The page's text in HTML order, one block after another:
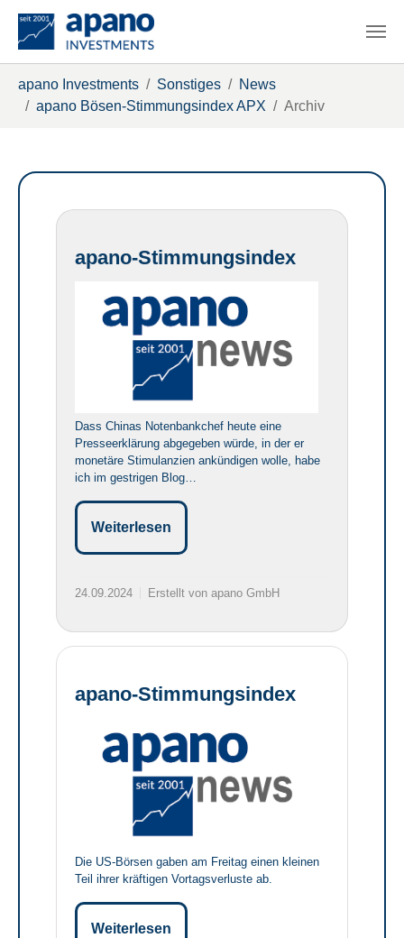
apano Investments Sonstiges
News
apano Bösen-Stimmungsindex APX
Archiv
apano-Stimmungsindex
Dass Chinas Notenbankchef heute eine
Presseerklärung abgegeben würde, in der er
monetäre Stimulanzien ankündigen wolle, habe
ich im gestrigen Blog…
Weiterlesen
24.09.2024 Erstellt von apano GmbH
apano-Stimmungsindex
Die US-Börsen gaben am Freitag einen kleinen
Teil ihrer kräftigen Vortagsverluste ab.
Weiterlesen